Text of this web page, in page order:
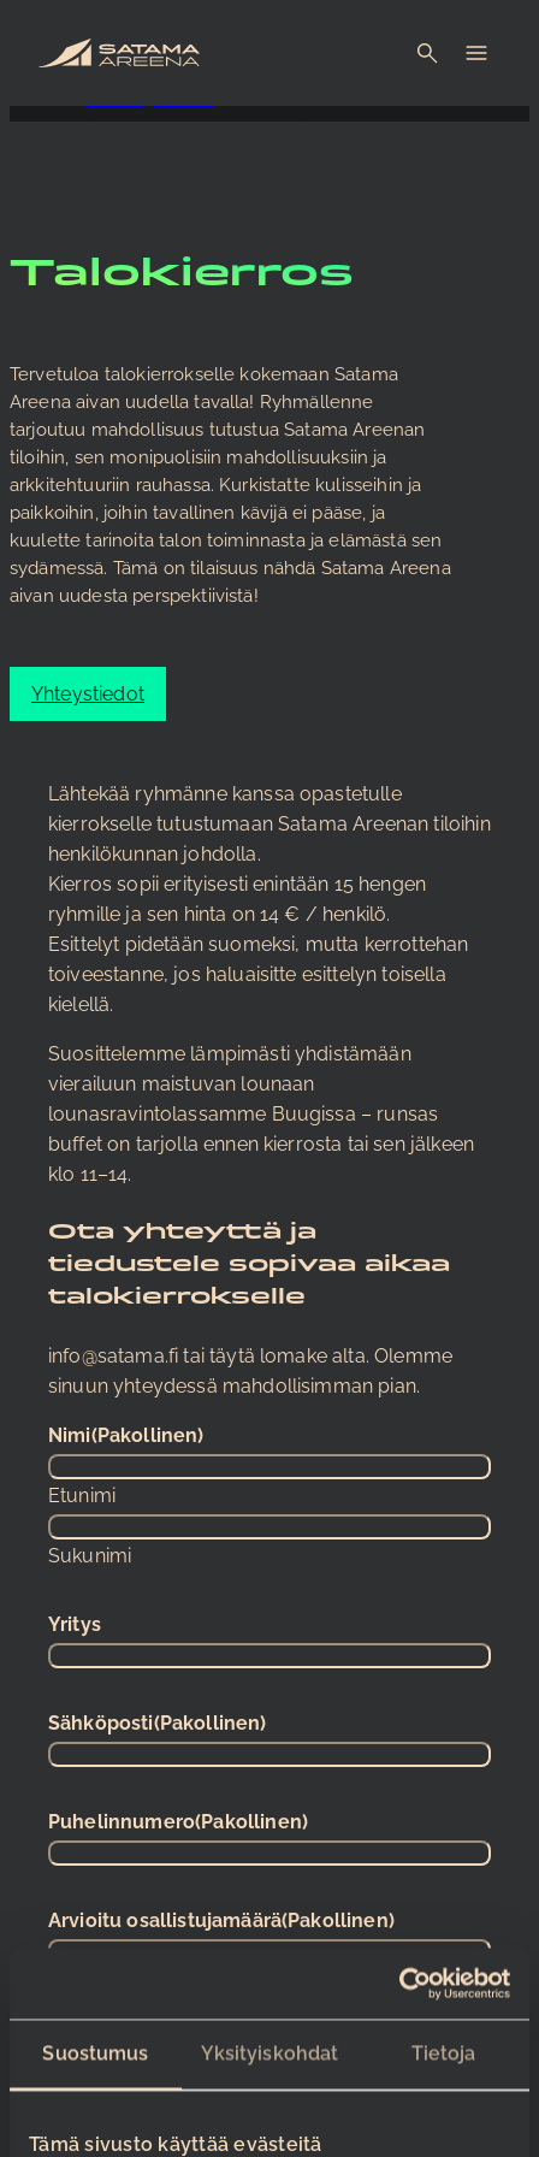
Suostumus Yksityiskohdat Tietoja
Tämä sivusto käyttää evästeitä
Talokierros
Tervetuloa talokierrokselle kokemaan Satama
Areena aivan uudella tavalla! Ryhmällenne
tarjoutuu mahdollisuus tutustua Satama Areenan
tiloihin, sen monipuolisiin mahdollisuuksiin ja
arkkitehtuuriin rauhassa. Kurkistatte kulisseihin ja
paikkoihin, joihin tavallinen kävijä ei pääse, ja
kuulette tarinoita talon toiminnasta ja elämästä sen
sydämessä. Tämä on tilaisuus nähdä Satama Areena
aivan uudesta perspektiivistä!
Yhteystiedot
Lähtekää ryhmänne kanssa opastetulle
kierrokselle tutustumaan Satama Areenan tiloihin
henkilökunnan johdolla.
Kierros sopii erityisesti enintään 15 hengen
ryhmille ja sen hinta on 14 € / henkilö.
Esittelyt pidetään suomeksi, mutta kerrottehan
toiveestanne, jos haluaisitte esittelyn toisella
kielellä.
Suosittelemme lämpimästi yhdistämään
vierailuun maistuvan lounaan
lounasravintolassamme Buugissa – runsas
buffet on tarjolla ennen kierrosta tai sen jälkeen
klo 11–14.
Ota yhteyttä ja
tiedustele sopivaa aikaa
talokierrokselle
info@satama.fi tai täytä lomake alta. Olemme
sinuun yhteydessä mahdollisimman pian.
Nimi(Pakollinen)
Etunimi
Sukunimi
Yritys
Sähköposti(Pakollinen)
Puhelinnumero(Pakollinen)
Arvioitu osallistujamäärä(Pakollinen)
Päivämäärätoive(Pakollinen)